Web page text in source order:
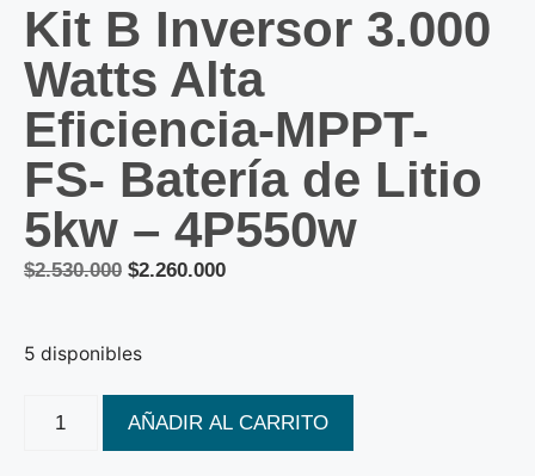
Kit B Inversor 3.000
Watts Alta
Eficiencia-MPPT-
FS- Batería de Litio
5kw – 4P550w
$2.530.000 $2.260.000
5 disponibles
AÑADIR AL CARRITO